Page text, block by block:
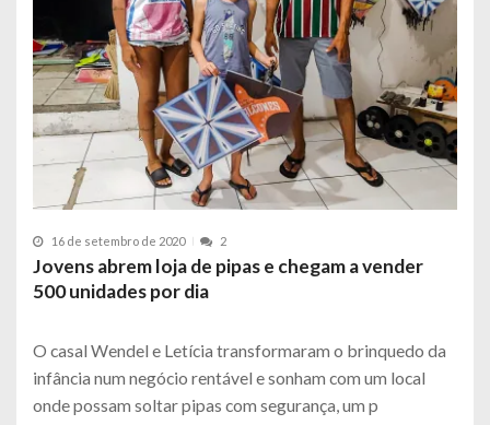
16 de setembro de 2020 2
Jovens abrem loja de pipas e chegam a vender
500 unidades por dia
O casal Wendel e Letícia transformaram o brinquedo da
infância num negócio rentável e sonham com um local
onde possam soltar pipas com segurança, um p